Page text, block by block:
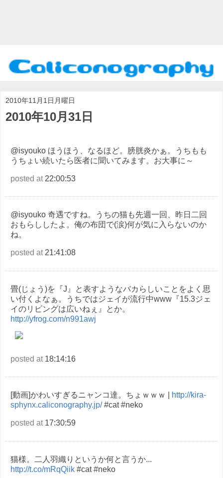
2010年11月1日月曜日
2010年10月31日
@isyouko ほうほう、なるほど。膀胱炎かぁ。うちもも
うちょい続いたら医者に聞いてみます。お大事に～
posted at22:00:53
@isyouko 奇遇ですね。うちの猫も先週一回、昨日二回
おもらししたよ。俺の布団で(涙)何が気に入らないのか
ね。
posted at21:41:08
畳(じょう)を『J』と表すようなバカらしいことをよく思
い付くよなぁ。うちではジェイが流行中www『15.3ジェ
イのリビングは広いねぇ』とか。
http://yfrog.com/n991awj
posted at18:14:16
[動画]かわいすぎるニャンコ達。ちょｗｗｗ |
http://kira-
sphynx.caliconography.jp/#cat #neko
posted at17:30:59
猫様。二人羽織りというか何と言うか...
http://t.co/mRqQiik #cat #neko